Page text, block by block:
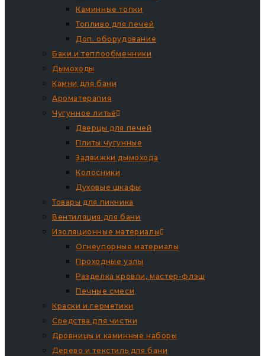
Каминные топки
Топливо для печей
Доп. оборудование
Баки и теплообменники
Дымоходы
Камни для бани
Ароматерапия
Чугунное литьё
Дверцы для печей
Плиты чугунные
Задвижки дымохода
Колосники
Духовые шкафы
Товары для пикника
Вентиляция для бани
Изоляционные материалы
Огнеупорные материалы
Проходные узлы
Разделка кровли, мастер-флэш
Печные смеси
Краски и герметики
Средства для чистки
Дровницы и каминные наборы
Дерево и текстиль для бани